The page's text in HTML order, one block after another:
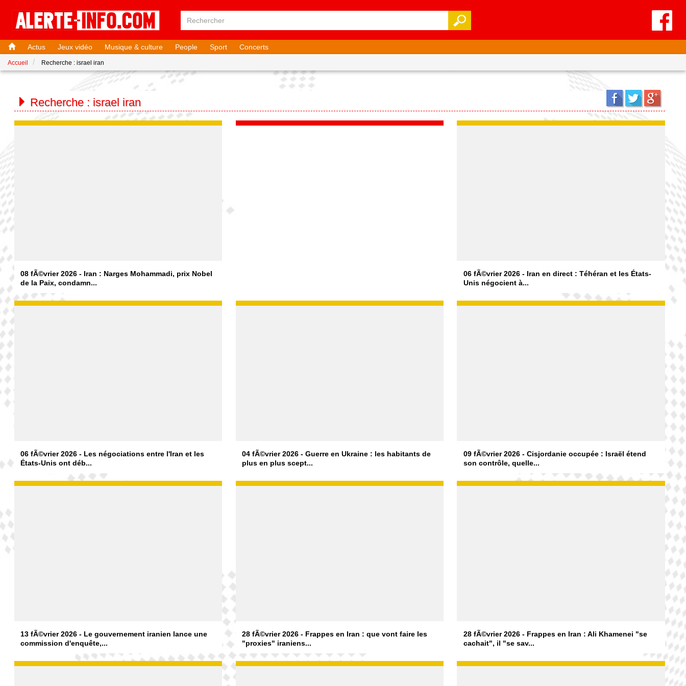
Actus Jeux vidéo Musique & culture People Sport Concerts
Accueil Recherche : israel iran
Recherche : israel iran
08 fÃ©vrier 2026 - Iran : Narges Mohammadi, prix Nobel
de la Paix, condamn...
06 fÃ©vrier 2026 - Iran en direct : Téhéran et les États-
Unis négocient à...
06 fÃ©vrier 2026 - Les négociations entre l'Iran et les
États-Unis ont déb...
04 fÃ©vrier 2026 - Guerre en Ukraine : les habitants de
plus en plus scept...
09 fÃ©vrier 2026 - Cisjordanie occupée : Israël étend
son contrôle, quelle...
13 fÃ©vrier 2026 - Le gouvernement iranien lance une
commission d'enquête,...
28 fÃ©vrier 2026 - Frappes en Iran : que vont faire les
"proxies" iraniens...
28 fÃ©vrier 2026 - Frappes en Iran : Ali Khamenei "se
cachait", il "se sav...